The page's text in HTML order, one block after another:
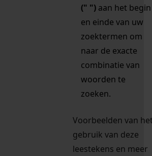
(" ") aan het begin
en einde van uw
zoektermen om
naar de exacte
combinatie van
woorden te
zoeken.
Voorbeelden van
gebruik van deze
leestekens en meer